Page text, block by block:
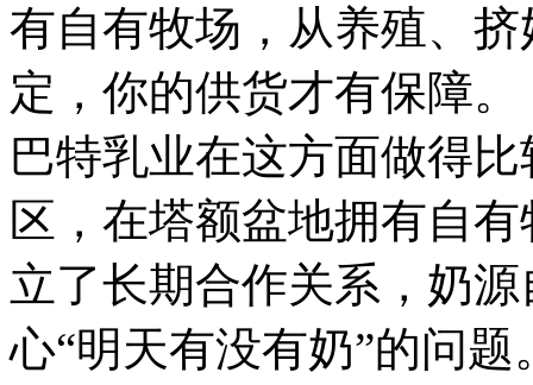
有自有牧场，从养殖、
定，你的供货才有保障。
巴特乳业在这方面做得
区，在塔额盆地拥有自
立了长期合作关系，奶
心“明天有没有奶”的问题